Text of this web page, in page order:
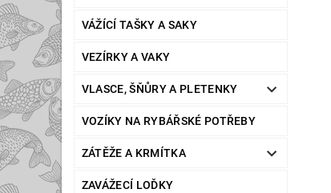
VÁŽÍCÍ TAŠKY A SAKY
VEZÍRKY A VAKY
VLASCE, ŠŇŮRY A PLETENKY
VOZÍKY NA RYBÁŘSKÉ POTŘEBY
ZÁTĚŽE A KRMÍTKA
ZAVÁŽECÍ LOĎKY